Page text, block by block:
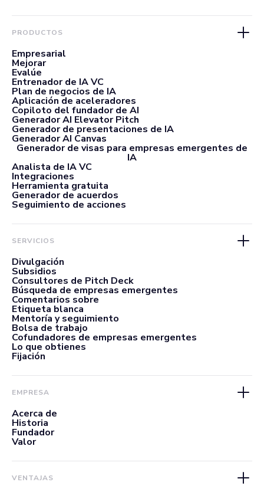
PRODUCTOS
Empresarial
Mejorar
Evalúe
Entrenador de IA VC
Plan de negocios de IA
Aplicación de aceleradores
Copiloto del fundador de AI
Generador AI Elevator Pitch
Generador de presentaciones de IA
Generador AI Canvas
Generador de visas para empresas emergentes de
IA
Analista de IA VC
Integraciones
Herramienta gratuita
Generador de acuerdos
Seguimiento de acciones
SERVICIOS
Divulgación
Subsidios
Consultores de Pitch Deck
Búsqueda de empresas emergentes
Comentarios sobre
Etiqueta blanca
Mentoría y seguimiento
Bolsa de trabajo
Cofundadores de empresas emergentes
Lo que obtienes
Fijación
EMPRESA
Acerca de
Historia
Fundador
Valor
VENTAJAS